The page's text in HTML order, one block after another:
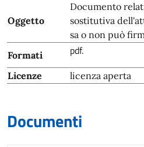
Oggetto
Documento
sostitutiva
sa o non può
Formati
pdf.
Licenze licenza aperta
Documenti